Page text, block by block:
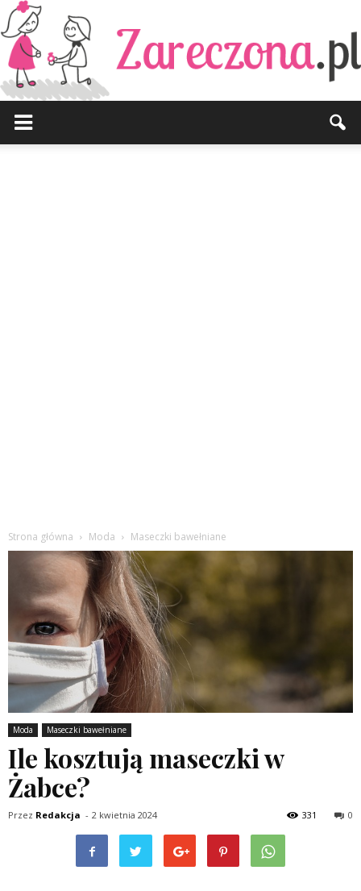
Strona główna Moda Maseczki bawełniane
Moda Maseczki bawełniane
Ile kosztują maseczki w
Żabce?
Przez Redakcja - 2 kwietnia 2024 0
331